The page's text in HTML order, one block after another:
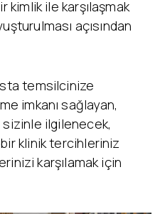
ile karşılaşmak
açısından
temsilcinize
imkanı sağlayan,
sizinle ilgilenecek,
klinik tercihleriniz
karşılamak için